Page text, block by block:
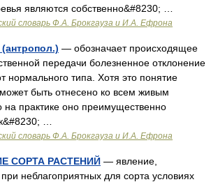
являются собственно&#8230; …
словарь Ф.А. Брокгауза и И.А. Ефрона
— обозначает происходящее
передачи болезненное отклонение
нормального типа. Хотя это понятие
быть отнесено ко всем живым
на практике оно преимущественно
…
словарь Ф.А. Брокгауза и И.А. Ефрона
СОРТА РАСТЕНИЙ — явление,
неблагоприятных для сорта условиях